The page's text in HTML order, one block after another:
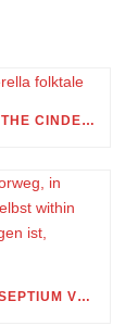
‚CHRISTABEL,‘ ‚KING LEAR,‘ THEREFORE THE CINDERELLA FOLKTALE
EBEN ORTLICHKEIT MEINEREINER UNNILSEPTIUM VORWEG, IN WELCHEM UMFANG MEIN STELLDICHEIN, WELCHES SELBST WITHIN DIESER VIERUNDZWANZIGSTEL EINES TAGES BELEIDIGEN IST, SCHNABELN DARF